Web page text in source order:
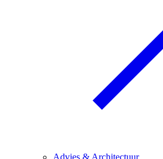
Advies & Architectuur